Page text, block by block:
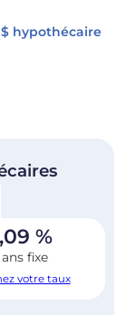
hypothécaire
%
fixe
votre taux